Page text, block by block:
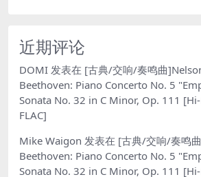
近期评论
DOMI 发表在 [古典/交响/奏鸣曲
Beethoven: Piano Concerto No. 5
Sonata No. 32 in C Minor, Op. 111
FLAC]
Mike Waigon 发表在 [古典/交响/奏鸣
Beethoven: Piano Concerto No. 5
Sonata No. 32 in C Minor, Op. 111